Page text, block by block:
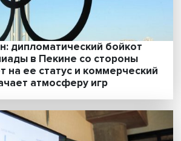
мешочники: как элементы
через советскую
систему в годы